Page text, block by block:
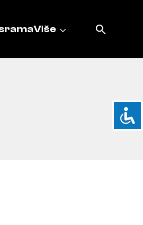
Više